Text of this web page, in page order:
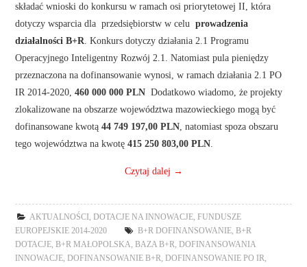
składać wnioski do konkursu w ramach osi priorytetowej II, która
dotyczy wsparcia dla przedsiębiorstw w celuprowadzenia
działalności B+R . Konkurs dotyczy działania 2.1 Programu
Operacyjnego Inteligentny Rozwój 2.1. Natomiast pula pieniędzy
przeznaczona na dofinansowanie wynosi, w ramach działania 2.1 PO
IR 2014-2020,460 000 000 PLN Dodatkowo wiadomo, że projekty
zlokalizowane na obszarze województwa mazowieckiego mogą być
dofinansowane kwotą44 749 197,00 PLN , natomiast spoza obszaru
tego województwa na kwotę415 250 803,00 PLN
Czytaj dalej →
AKTUALNOŚCI ,DOTACJE NA INNOWACJE ,FUNDUSZE
EUROPEJSKIE 2014-2020
B+R DOFINANSOWANIE ,B+R
DOTACJE ,B+R MAŁOPOLSKA ,BAZA B+R ,DOFINANSOWANIA
INNOWACJE ,DOFINANSOWANIE B+R ,DOFINANSOWANIE PO IR